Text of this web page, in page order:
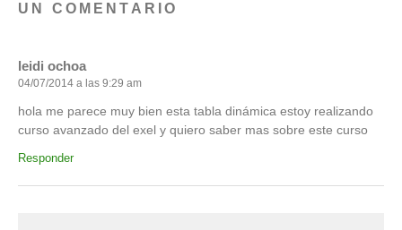
UN COMENTARIO
leidi ochoa
04/07/2014 a las 9:29 am
hola me parece muy bien esta tabla dinámica estoy realizando
curso avanzado del exel y quiero saber mas sobre este curso
Responder